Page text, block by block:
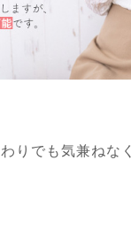
りでも気兼ねな